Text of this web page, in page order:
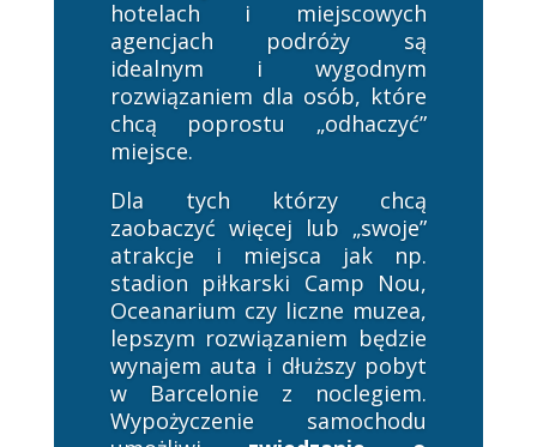
hotelach i miejscowych
agencjach podróży są
idealnym i wygodnym
rozwiązaniem dla osób, które
chcą poprostu „odhaczyć”
miejsce.
Dla tych którzy chcą
zaobaczyć więcej lub „swoje”
atrakcje i miejsca jak np.
stadion piłkarski Camp Nou,
Oceanarium czy liczne muzea,
lepszym rozwiązaniem będzie
wynajem auta i dłuższy pobyt
w Barcelonie z noclegiem.
Wypożyczenie samochodu